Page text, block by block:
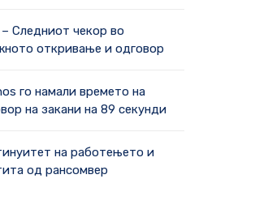
– Следниот чекор во
откривање и одговор
го намали времето на
на закани на 89 секунди
на работењето и
од рансомвер